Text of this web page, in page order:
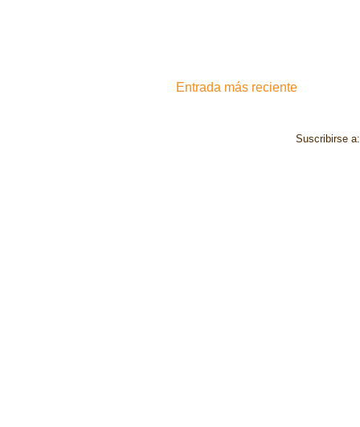
Entrada más reciente
Suscribirse a: